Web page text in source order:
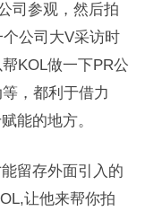
司参观，然后拍
公司大V采访时
KOL做一下PR公
，都利于借力
能的地方。
留存外面引入的
让他来帮你拍